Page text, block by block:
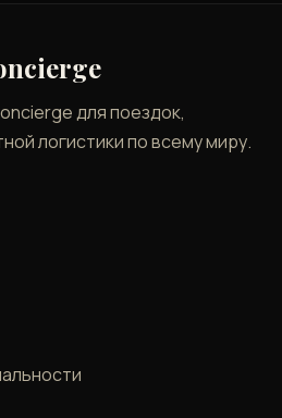
для поездок,
логистики по всему миру.